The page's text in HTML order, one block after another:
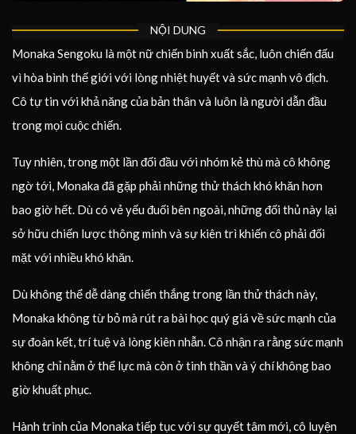
NỘI DUNG
Monaka Sengoku là một nữ chiến binh xuất sắc, luôn chiến đấu
vì hòa bình thế giới với lòng nhiệt huyết và sức mạnh vô địch.
Cô tự tin với khả năng của bản thân và luôn là người dẫn đầu
trong mọi cuộc chiến.
Tuy nhiên, trong một lần đối đầu với nhóm kẻ thù mà cô không
ngờ tới, Monaka đã gặp phải những thử thách khó khăn hơn
bao giờ hết. Dù có vẻ yếu đuối bên ngoài, những đối thủ này lại
sở hữu chiến lược thông minh và sự kiên trì khiến cô phải đối
mặt với nhiều khó khăn.
Dù không thể dễ dàng chiến thắng trong lần thử thách này,
Monaka không từ bỏ mà rút ra bài học quý giá về sức mạnh của
sự đoàn kết, trí tuệ và lòng kiên nhẫn. Cô nhận ra rằng sức mạnh
không chỉ nằm ở thể lực mà còn ở tinh thần và ý chí không bao
giờ khuất phục.
Hành trình của Monaka tiếp tục với sự quyết tâm mới, cô luyện